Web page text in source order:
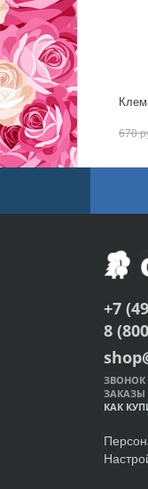
670
+7
8
ЗВОНОК
ЗАКАЗЫ
КАК